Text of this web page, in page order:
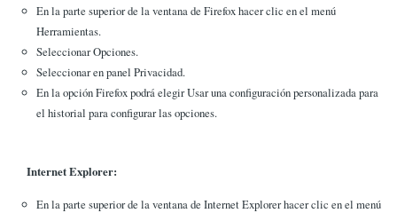
En la parte superior de la ventana de Firefox hacer clic en el menú
Herramientas.
Seleccionar Opciones.
Seleccionar en panel Privacidad.
En la opción Firefox podrá elegir Usar una configuración personalizada para
el historial para configurar las opciones.
Internet Explorer:
En la parte superior de la ventana de Internet Explorer hacer clic en el menú